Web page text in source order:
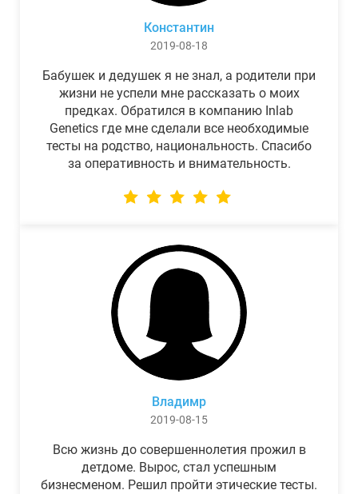
Константин
2019-08-18
Бабушек и дедушек я не знал, а родители при
жизни не успели мне рассказать о моих
предках. Обратился в компанию Inlab
Genetics где мне сделали все необходимые
тесты на родство, национальность. Спасибо
за оперативность и внимательность.
Владимр
2019-08-15
Всю жизнь до совершеннолетия прожил в
детдоме. Вырос, стал успешным
бизнесменом. Решил пройти этические тесты.